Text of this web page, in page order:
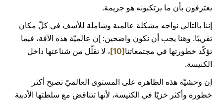
يعترفون بأن ما يرتكبونه هو جريمة.
إننا بالتالي نواجه مشكلة عالمية وشاملة للأسف في كلّ مكان
تقريبًا. وهنا يجب أن نكون واضحين: إن عالميّة هذه الآفة، فيما
تؤكّد خطورتها في مجتمعاتنا[10]
، لا تقلّل من شناعتها داخل
الكنيسة.
إن وحشيّة هذه الظاهرة على المستوى العالميّ تصبح أكثر
خطورة وأكثر خزيًا في الكنيسة، لأنها تتناقض مع سلطتها الأدبية